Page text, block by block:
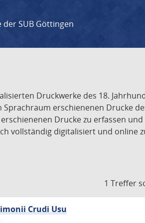
der SUB Göttingen
Druckwerke des 18.
erschienenen Drucke
Drucke zu erfassen
vollständig digitalisiert und online
1 Treffer
Crudi Usu